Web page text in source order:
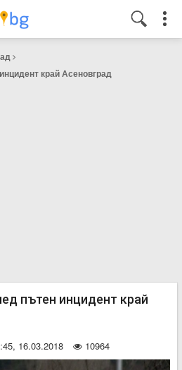
край Асеновград
пътен инцидент край
16.03.2018 10964